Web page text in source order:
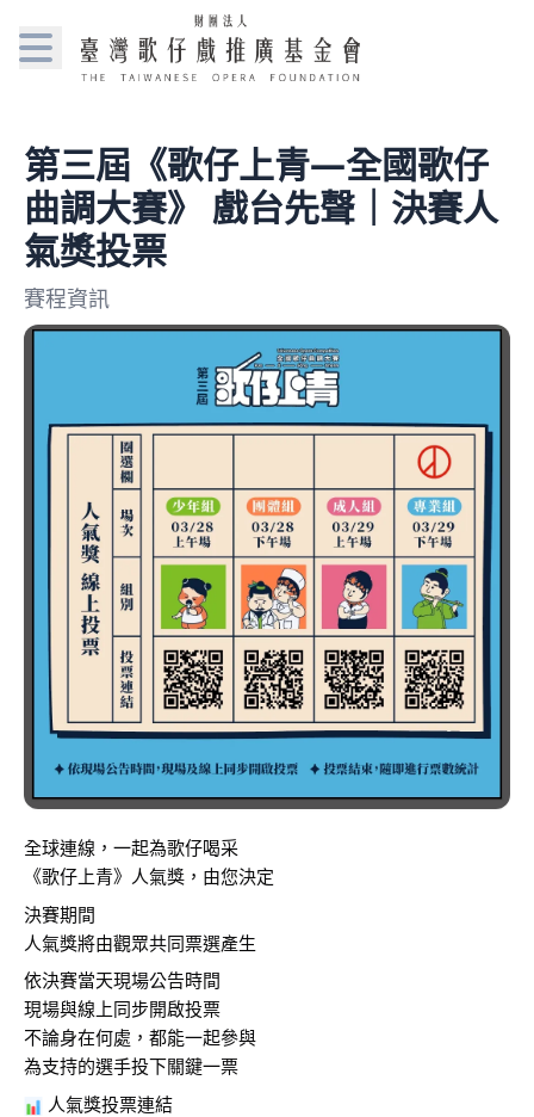
第三屆《歌仔上青—全國歌仔
曲調大賽》 戲台先聲｜決賽人
氣獎投票
賽程資訊
全球連線，一起為歌仔喝采
《歌仔上青》人氣獎，由您決定
決賽期間
人氣獎將由觀眾共同票選產生
依決賽當天現場公告時間
現場與線上同步開啟投票
不論身在何處，都能一起參與
為支持的選手投下關鍵一票
人氣獎投票連結